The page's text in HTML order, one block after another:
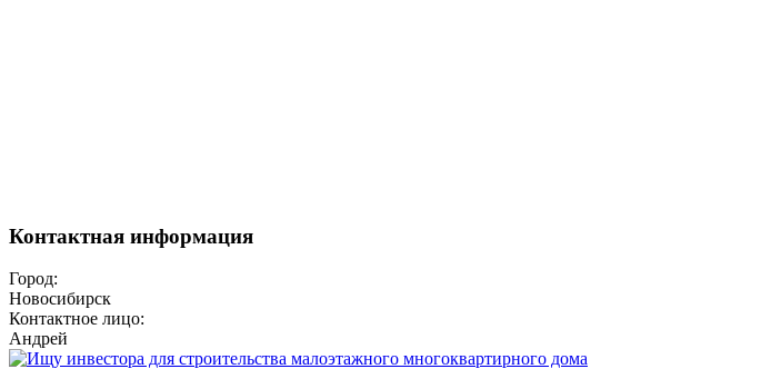
Контактная информация
Город:
Новосибирск
Контактное лицо:
Андрей